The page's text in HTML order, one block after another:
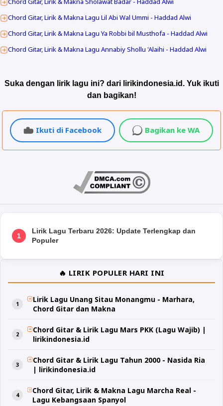
Chord Gitar, Lirik & Makna Lagu Lil Abi Wal Ummi - Haddad Alwi
Chord Gitar, Lirik & Makna Lagu Ya Robbi bil Musthofa - Haddad Alwi
Chord Gitar, Lirik & Makna Lagu Annabiy Shollu 'Alaihi - Haddad Alwi
Suka dengan lirik lagu ini? dari lirikindonesia.id. Yuk ikuti
dan bagikan!
Ikuti di Facebook Bagikan ke WA
1
Lirik Lagu Terbaru 2026: Update Terlengkap dan
Populer
🔥 LIRIK POPULER HARI INI
Lirik Lagu Unang Sitau Monangmu - Marhara,
Chord Gitar dan Makna
Chord Gitar & Lirik Lagu Mars PKK (Lagu Wajib) |
lirikindonesia.id
Chord Gitar & Lirik Lagu Tahun 2000 - Nasida Ria
| lirikindonesia.id
Chord Gitar, Lirik & Makna Lagu Marcha Real -
Lagu Kebangsaan Spanyol